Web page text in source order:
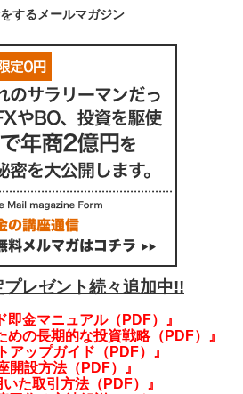
するメールマガジン
レゼント続々追加中!!
即金マニュアル（PDF）』
めの長期的な投資戦略（PDF）』
アップガイド（PDF）』
開設方法（PDF）』
いた取引方法（PDF）』